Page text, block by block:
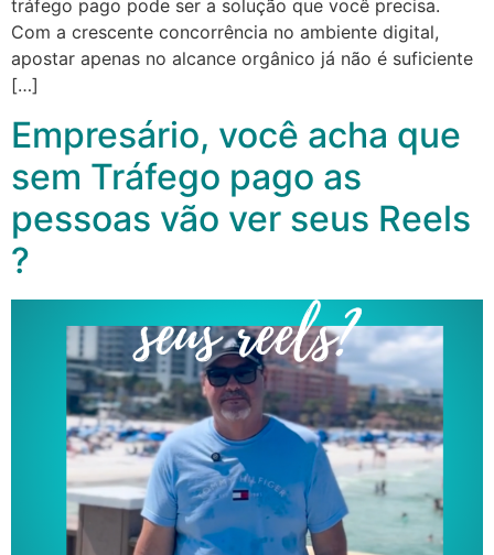
tráfego pago pode ser a solução que você precisa.
Com a crescente concorrência no ambiente digital,
apostar apenas no alcance orgânico já não é suficiente
[…]
Empresário, você acha que
sem Tráfego pago as
pessoas vão ver seus Reels
?